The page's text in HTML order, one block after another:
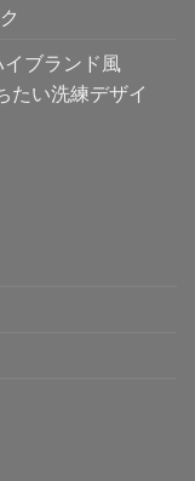
イブランド風
たい洗練デザイ